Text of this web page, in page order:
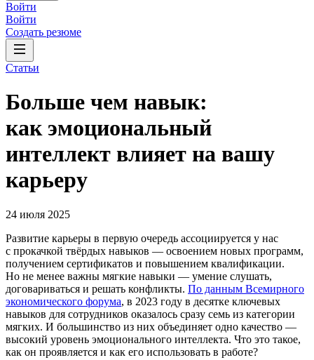
Войти
Войти
Создать резюме
Статьи
Больше чем навык:
как эмоциональный
интеллект влияет на вашу
карьеру
24 июля 2025
Развитие карьеры в первую очередь ассоциируется у нас
с прокачкой твёрдых навыков — освоением новых программ,
получением сертификатов и повышением квалификации.
Но не менее важны мягкие навыки — умение слушать,
договариваться и решать конфликты. По данным Всемирного
экономического форума, в 2023 году в десятке ключевых
навыков для сотрудников оказалось сразу семь из категории
мягких. И большинство из них объединяет одно качество —
высокий уровень эмоционального интеллекта. Что это такое,
как он проявляется и как его использовать в работе?